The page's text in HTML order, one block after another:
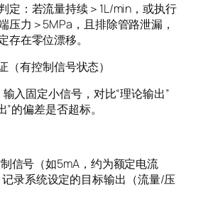
定：若流量持续＞1L/min，或执行
压力＞5MPa，且排除管路泄漏，
存在零位漂移。
（有控制信号状态）
入固定小信号，对比“理论输出”
”的偏差是否超标。
信号（如5mA，约为额定电流
录系统设定的目标输出（流量/压